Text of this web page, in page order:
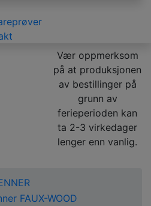
Vær oppmerksom
på at produksjonen
av bestillinger på
grunn av
ferieperioden kan
ta 2-3 virkedager
lenger enn vanlig.
FAUX-WOOD